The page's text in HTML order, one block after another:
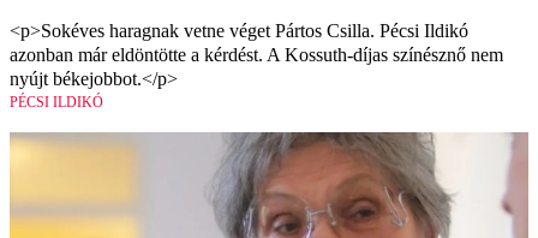
<p>Sokéves haragnak vetne véget Pártos Csilla. Pécsi Ildikó
azonban már eldöntötte a kérdést. A Kossuth-díjas színésznő nem
nyújt békejobbot.</p>
PÉCSI ILDIKÓ